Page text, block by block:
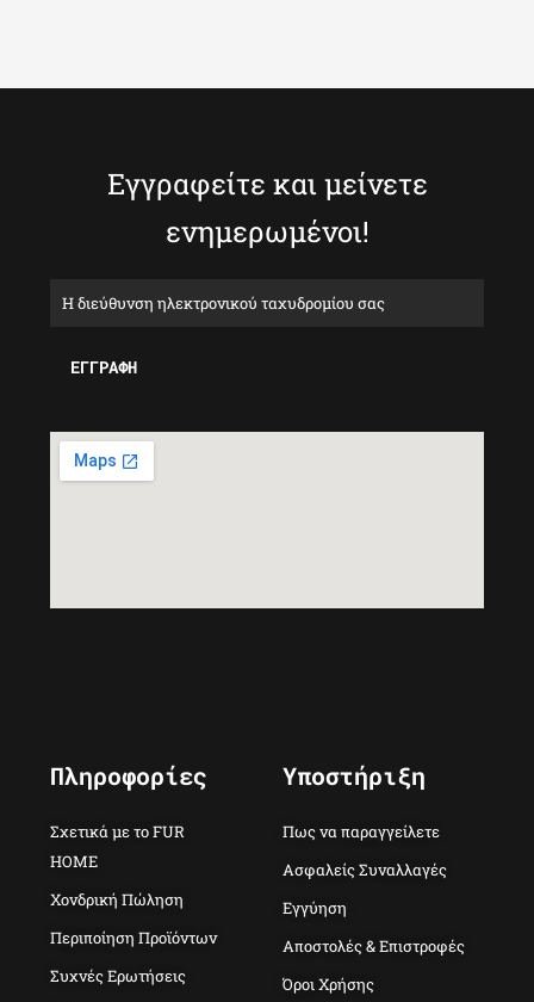
Εγγραφείτε και μείνετε
ενημερωμένοι!
Πληροφορίες
Σχετικά με το FUR
HOME
Χονδρική Πώληση
Περιποίηση Προϊόντων
Συχνές Ερωτήσεις
Υποστήριξη
Πως να παραγγείλετε
Ασφαλείς Συναλλαγές
Εγγύηση
Αποστολές & Επιστροφές
Όροι Χρήσης